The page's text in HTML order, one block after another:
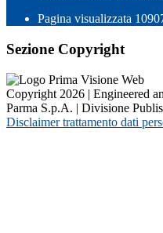
Pagina visualizzata
Sezione Copyright
Copyright 2026 | Engineered
Parma S.p.A. | Divisione
Disclaimer trattamento dati